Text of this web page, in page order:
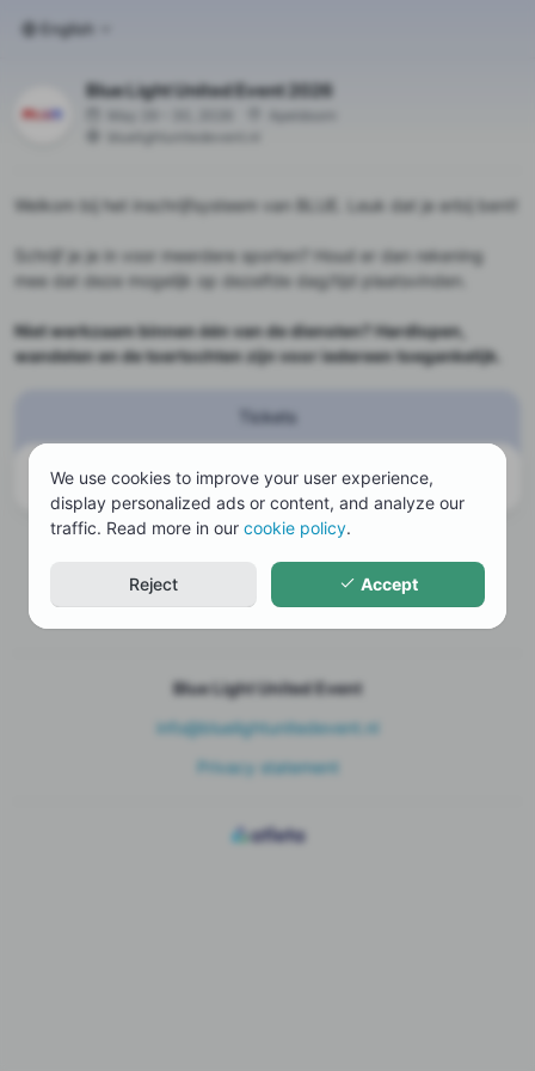
English
We use cookies to improve your user experience,
display personalized ads or content, and analyze our
traffic. Read more in our cookie policy.
Reject Accept
Blue Light United Event 2026
Welkom bij het inschrijfsysteem van BLUE. Leuk dat je erbij bent!
Schrijf je je in voor meerdere sporten? Houd er dan rekening
mee dat deze mogelijk op dezelfde dag/tijd plaatsvinden.
Niet werkzaam binnen één van de diensten? Hardlopen,
wandelen en de toertochten zijn voor iedereen toegankelijk.
Tickets
There are currently no tickets available
Manage my registration
Blue Light United Event
info@bluelightunitedevent.nl
Privacy statement